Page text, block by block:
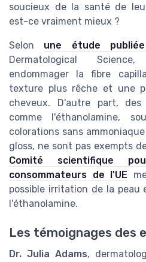
soucieux de la santé de
est-ce vraiment mieux ?
Selon une étude publiée
Dermatological
endommager la fibre
texture plus rêche et une
cheveux. D'autre part,
comme l'éthanolamine,
colorations sans
gloss, ne sont pas exempts
Comité scientifique
consommateurs de l'UE
possible irritation de la peau
l'éthanolamine.
Les témoignages des
Dr. Julia Adams,